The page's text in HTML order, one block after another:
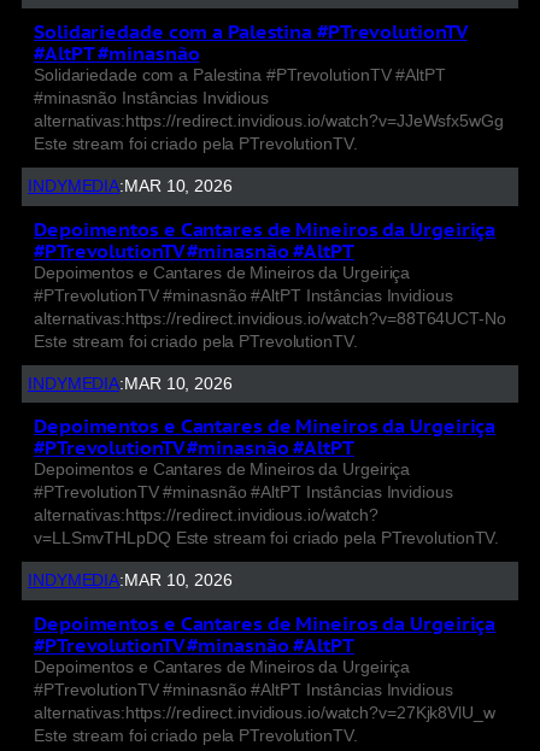
Solidariedade com a Palestina #PTrevolutionTV
#AltPT #minasnão
Solidariedade com a Palestina #PTrevolutionTV #AltPT
#minasnão Instâncias Invidious
alternativas:https://redirect.invidious.io/watch?v=JJeWsfx5wGg
Este stream foi criado pela PTrevolutionTV.
INDYMEDIA: MAR 10, 2026
Depoimentos e Cantares de Mineiros da Urgeiriça
#PTrevolutionTV #minasnão #AltPT
Depoimentos e Cantares de Mineiros da Urgeiriça
#PTrevolutionTV #minasnão #AltPT Instâncias Invidious
alternativas:https://redirect.invidious.io/watch?v=88T64UCT-No
Este stream foi criado pela PTrevolutionTV.
INDYMEDIA: MAR 10, 2026
Depoimentos e Cantares de Mineiros da Urgeiriça
#PTrevolutionTV #minasnão #AltPT
Depoimentos e Cantares de Mineiros da Urgeiriça
#PTrevolutionTV #minasnão #AltPT Instâncias Invidious
alternativas:https://redirect.invidious.io/watch?
v=LLSmvTHLpDQ Este stream foi criado pela PTrevolutionTV.
INDYMEDIA: MAR 10, 2026
Depoimentos e Cantares de Mineiros da Urgeiriça
#PTrevolutionTV #minasnão #AltPT
Depoimentos e Cantares de Mineiros da Urgeiriça
#PTrevolutionTV #minasnão #AltPT Instâncias Invidious
alternativas:https://redirect.invidious.io/watch?v=27Kjk8VlU_w
Este stream foi criado pela PTrevolutionTV.